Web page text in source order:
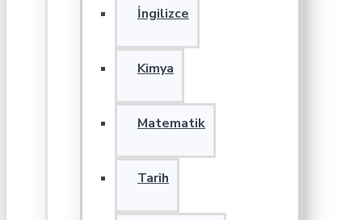
İngilizce
Kimya
Matematik
Tarih